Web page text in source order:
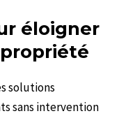
éloigner
solutions
sans intervention